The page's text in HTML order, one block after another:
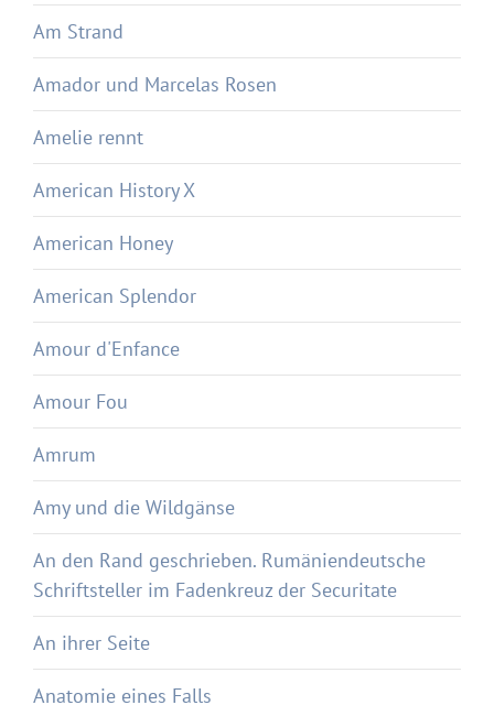
Am Strand
Amador und Marcelas Rosen
Amelie rennt
American History X
American Honey
American Splendor
Amour d'Enfance
Amour Fou
Amrum
Amy und die Wildgänse
An den Rand geschrieben. Rumäniendeutsche
Schriftsteller im Fadenkreuz der Securitate
An ihrer Seite
Anatomie eines Falls